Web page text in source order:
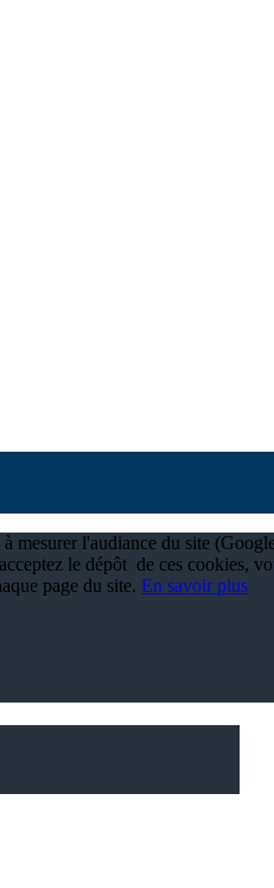
mesurer l'audiance du site
le dépôt de ces cookies,
page du site. En savoir plus